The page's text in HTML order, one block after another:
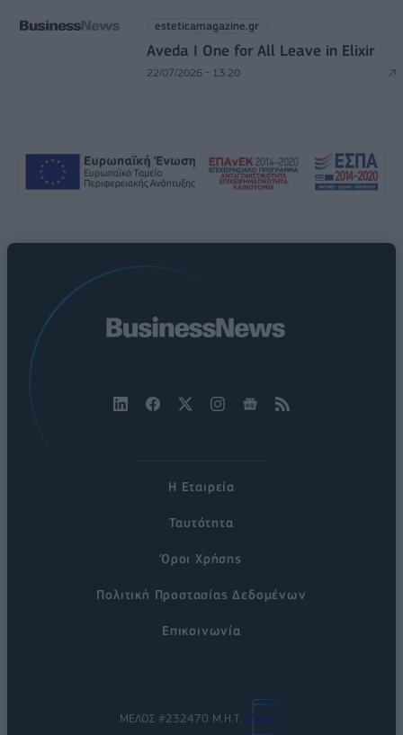
esteticamagazine.gr
Aveda I One for All Leave in Elixir
22/07/2026 - 13:20
Η Εταιρεία
Ταυτότητα
Όροι Χρήσης
Πολιτική Προστασίας Δεδομένων
Επικοινωνία
ΜΕΛΟΣ #232470 Μ.Η.Τ.